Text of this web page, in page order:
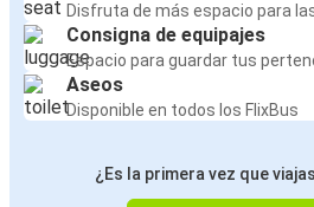
Disfruta de más espacio para
Consigna de equipajes
Espacio para guardar tus
Aseos
Disponible en todos los FlixBus
¿Es la primera vez que